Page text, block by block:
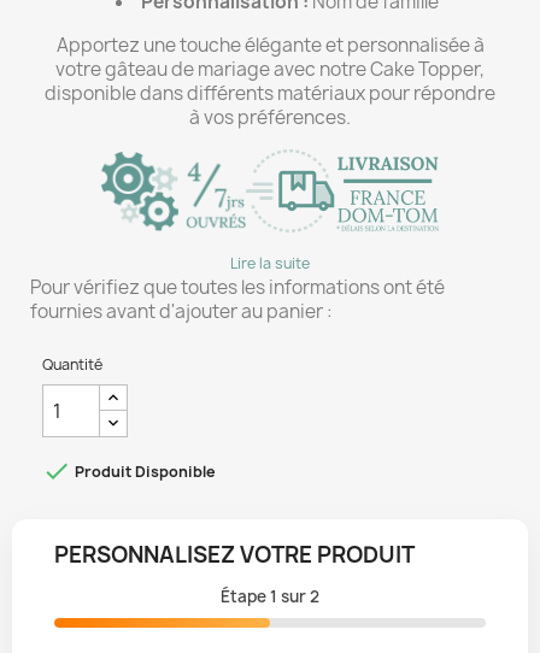
Apportez une touche élégante et personnalisée à
votre gâteau de mariage avec notre Cake Topper,
disponible dans différents matériaux pour répondre
à vos préférences.
Lire la suite
Pour vérifiez que toutes les informations ont été
fournies avant d'ajouter au panier :
Quantité
 Produit Disponible
PERSONNALISEZ VOTRE PRODUIT
Étape1 sur2